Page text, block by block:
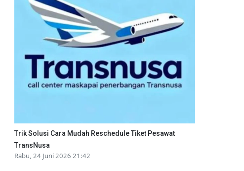
Trik Solusi Cara Mudah Reschedule Tiket Pesawat
TransNusa
Rabu, 24 Juni 2026 21:42